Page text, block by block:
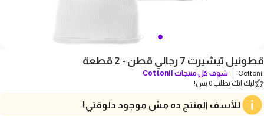
قطونيل تيشيرت 7 رجالي قطن - 2 قطعة
Cottonil شوف كل منتجات Cottonil
ليك انك تطلب 0 بس!
للأسف المنتج ده مش موجود دلوقتي!